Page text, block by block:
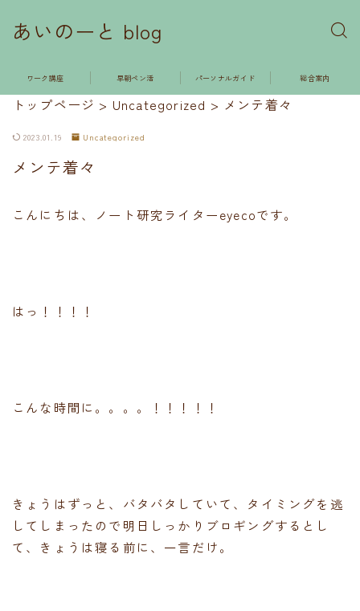
あいのーと blog
ワーク講座 早朝ペン活 パーソナルガイド 総合案内
トップページ > Uncategorized > メンテ着々
2023.01.19 Uncategorized
メンテ着々
こんにちは、ノート研究ライターeyecoです。
はっ！！！！
こんな時間に。。。。！！！！！
きょうはずっと、バタバタしていて、タイミングを逃
してしまったので明日しっかりブロギングするとし
て、きょうは寝る前に、一言だけ。